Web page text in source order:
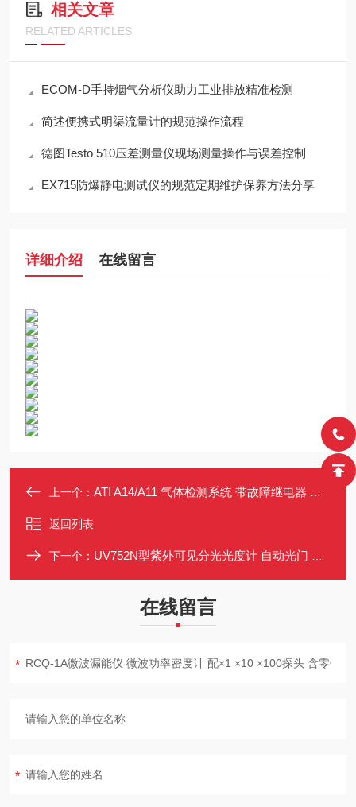
相关文章
RELATED ARTICLES
ECOM-D手持烟气分析仪助力工业排放精准检测
简述便携式明渠流量计的规范操作流程
德图Testo 510压差测量仪现场测量操作与误差控制
EX715防爆静电测试仪的规范定期维护保养方法分享
详细介绍 在线留言
上一个： ATI A14/A11 气体检测系统 带故障继电器 远程复位 模块化结构
返回列表
下一个： UV752N型紫外可见分光光度计 自动光门 进口光栅 支持T/A/C测量模式
在线留言